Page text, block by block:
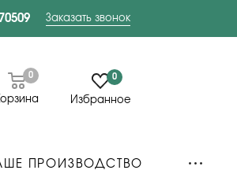
Заказать звонок
0 0
Избранное
ПРОИЗВОДСТВО